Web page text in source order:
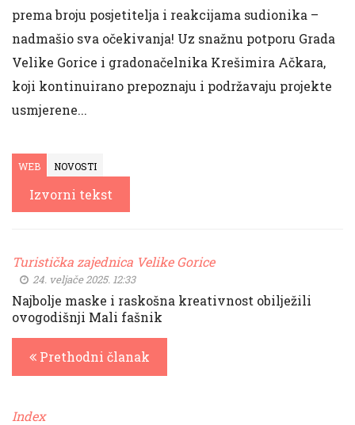
prema broju posjetitelja i reakcijama sudionika –
nadmašio sva očekivanja! Uz snažnu potporu Grada
Velike Gorice i gradonačelnika Krešimira Ačkara,
koji kontinuirano prepoznaju i podržavaju projekte
usmjerene...
WEB NOVOSTI
Izvorni tekst
Turistička zajednica Velike Gorice
24. veljače 2025. 12:33
Najbolje maske i raskošna kreativnost obilježili
ovogodišnji Mali fašnik
Prethodni članak
Index